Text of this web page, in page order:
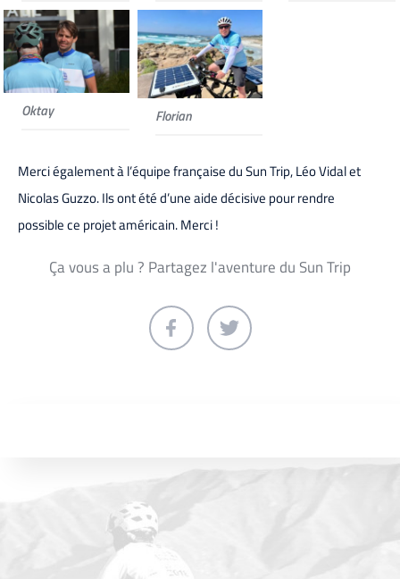
Oktay Florian
Merci également à l’équipe française du Sun Trip, Léo Vidal et
Nicolas Guzzo. Ils ont été d’une aide décisive pour rendre
possible ce projet américain. Merci !
Ça vous a plu ? Partagez l'aventure du Sun Trip